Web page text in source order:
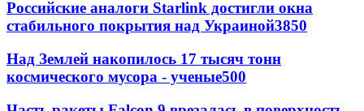
Российские аналоги Starlink достигли окна
стабильного покрытия над Украиной3850
Над Землей накопилось 17 тысяч тонн
космического мусора - ученые500